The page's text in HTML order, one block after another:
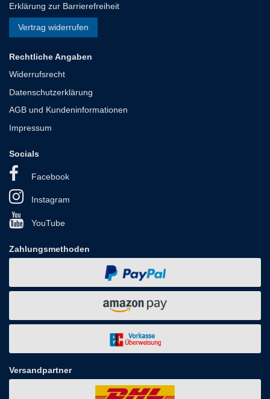
Erklärung zur Barrierefreiheit
Vertrag widerrufen
Rechtliche Angaben
Widerrufsrecht
Datenschutzerklärung
AGB und Kundeninformationen
Impressum
Socials
Facebook
Instagram
YouTube
Zahlungsmethoden
Versandpartner